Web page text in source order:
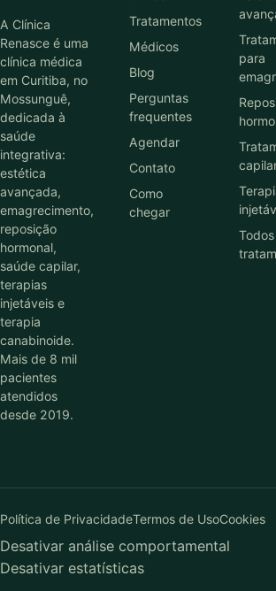
A Clínica
Renasce é uma
clínica médica
em Curitiba, no
Mossunguê,
dedicada à
saúde
integrativa:
estética
avançada,
emagrecimento,
reposição
hormonal,
saúde capilar,
terapias
injetáveis e
terapia
canabinoide.
Mais de 8 mil
pacientes
atendidos
desde 2019.
Tratamentos
Médicos
Blog
Perguntas
frequentes
Agendar
Contato
Como
chegar
para
Política de PrivacidadeTermos de UsoCookies
Desativar análise comportamental
Desativar estatísticas